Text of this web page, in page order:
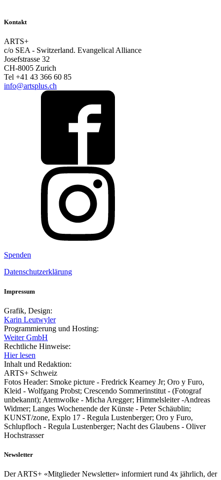
Kontakt
ARTS+
c/o SEA - Switzerland. Evangelical Alliance
Josefstrasse 32
CH-8005 Zurich
Tel +41 43 366 60 85
info@artsplus.ch
Spenden
Datenschutzerklärung
Impressum
Grafik, Design:
Karin Leutwyler
Programmierung und Hosting:
Weiter GmbH
Rechtliche Hinweise:
Hier lesen
Inhalt und Redaktion:
ARTS+ Schweiz
Fotos Header: Smoke picture - Fredrick Kearney Jr; Oro y Furo,
Kleid - Wolfgang Probst; Crescendo Sommerinstitut - (Fotograf
unbekannt); Atemwolke - Micha Aregger; Himmelsleiter -Andreas
Widmer; Langes Wochenende der Künste - Peter Schäublin;
KUNST/zone, Explo 17 - Regula Lustenberger; Oro y Furo,
Schlupfloch - Regula Lustenberger; Nacht des Glaubens - Oliver
Hochstrasser
Newsletter
Der ARTS+ «Mitglieder Newsletter» informiert rund 4x jährlich, der